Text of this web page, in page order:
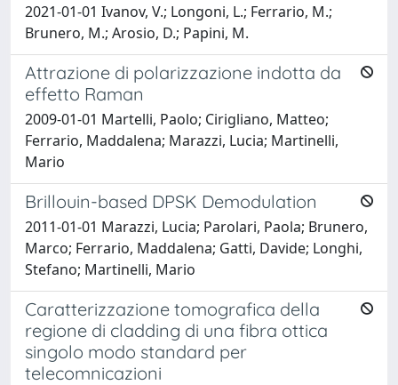
2021-01-01 Ivanov, V.; Longoni, L.; Ferrario, M.;
Brunero, M.; Arosio, D.; Papini, M.
Attrazione di polarizzazione indotta da
effetto Raman
2009-01-01 Martelli, Paolo; Cirigliano, Matteo;
Ferrario, Maddalena; Marazzi, Lucia; Martinelli,
Mario
Brillouin-based DPSK Demodulation
2011-01-01 Marazzi, Lucia; Parolari, Paola; Brunero,
Marco; Ferrario, Maddalena; Gatti, Davide; Longhi,
Stefano; Martinelli, Mario
Caratterizzazione tomografica della
regione di cladding di una fibra ottica
singolo modo standard per
telecomnicazioni